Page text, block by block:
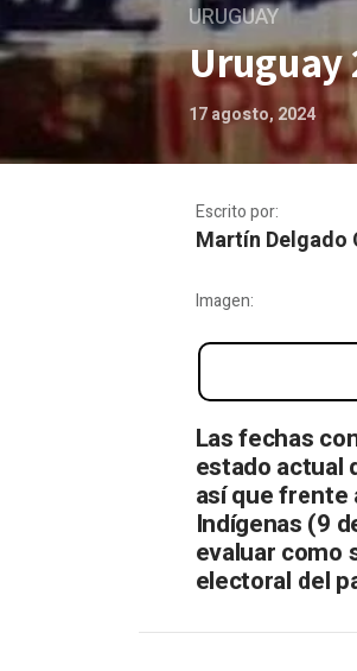
URUGUAY
Uruguay
17 agosto, 2024
Escrito por:
Martín Delgado
Imagen:
Uruguay
Las fechas
estado actual
así que frente
Indígenas (9
evaluar como
electoral del